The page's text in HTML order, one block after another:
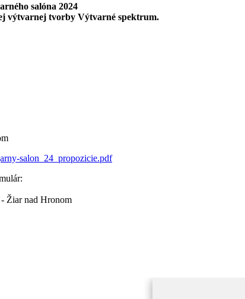
salóna 2024
výtvarnej tvorby Výtvarné spektrum.
salon_24_propozicie.pdf
Žiar nad Hronom